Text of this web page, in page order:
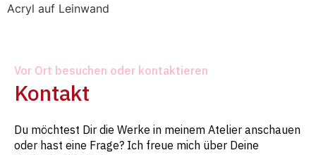
Acryl auf Leinwand
Vor Ort besuchen oder kontaktieren
Kontakt
Du möchtest Dir die Werke in meinem Atelier anschauen
oder hast eine Frage? Ich freue mich über Deine